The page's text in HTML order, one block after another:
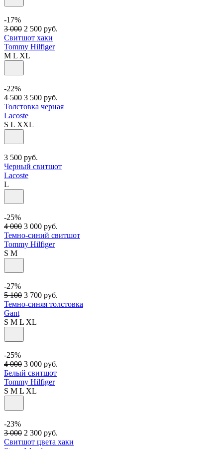
-17%
3 000 2 500 руб.
Свитшот хаки
Tommy Hilfiger
M L XL
-22%
4 500 3 500 руб.
Толстовка черная
Lacoste
S L XXL
3 500 руб.
Черный свитшот
Lacoste
L
-25%
4 000 3 000 руб.
Темно-синий свитшот
Tommy Hilfiger
S M
-27%
5 100 3 700 руб.
Темно-синяя толстовка
Gant
S M L XL
-25%
4 000 3 000 руб.
Белый свитшот
Tommy Hilfiger
S M L XL
-23%
3 000 2 300 руб.
Свитшот цвета хаки